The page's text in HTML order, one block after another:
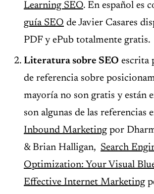
Learning SEO. En español es
guía SEO de Javier Casares
PDF y ePub totalmente gratis.
Literatura sobre SEO escrita
de referencia sobre
mayoría no son gratis y están
son algunas de las referencias
Inbound Marketing por
& Brian Halligan, Search
Optimization: Your Visual
Effective Internet Marketing